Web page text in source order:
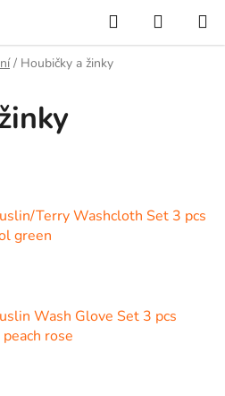
Hledat
KOŠÍK
/ Houbičky a žinky
Terry Washcloth Set 3 pcs
green
Wash Glove Set 3 pcs
rose